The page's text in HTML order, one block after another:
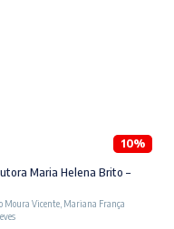
10%
Maria Helena Brito –
Moura Vicente Mariana França